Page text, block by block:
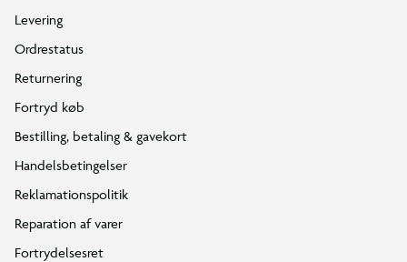
Levering
Ordrestatus
Returnering
Fortryd køb
Bestilling, betaling & gavekort
Handelsbetingelser
Reklamationspolitik
Reparation af varer
Fortrydelsesret